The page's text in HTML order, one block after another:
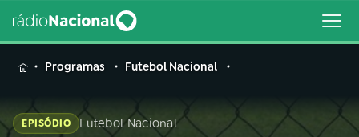
MENUProgramas Futebol Nacional
EPISÓDIO Futebol Nacional